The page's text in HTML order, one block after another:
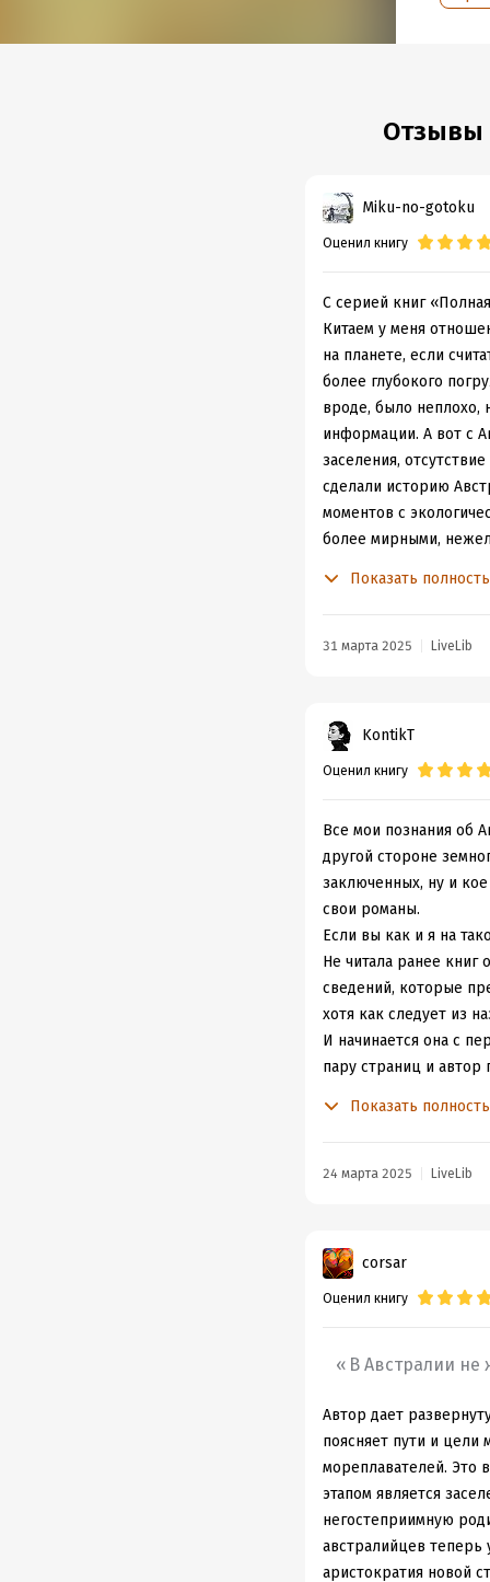
В
Дата
Отзывы
Miku-no-gotoku
Оценил книгу
С серией книг
Китаем у меня
на планете, если
более глубокого
вроде, было неплохо,
информации. А вот с
заселения,
сделали историю
моментов с
более мирными,
Без участия в
кораблей
японцами 5 боевых
лагеря австралийцы
придавал значения:
Мэри Гилмор,
Упомянута и
спойлер
свернуть
Увы, марка
На фоне Австралии
подобраны яркие
Показать
31 марта 2025 LiveLib
KontikT
Оценил книгу
Все мои познания об
другой стороне
заключенных, ну и
свои романы.
Если вы как и я на
Не читала ранее книг
сведений, которые
хотя как следует из
И начинается она с
пару страниц и
первых поселенцах. И
другие
схематично, но автор
найти рассказы не
Не скажу, что чтение
дает сведения,
книгу не с чем, так
специалистам ,и
Показать
24 марта 2025 LiveLib
corsar
Оценил книгу
В Австралии не
Автор дает
поясняет пути и цели
мореплавателей. Это
этапом является
негостеприимную
австралийцев
аристократия новой